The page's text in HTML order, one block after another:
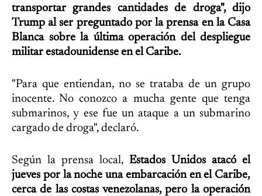
transportar grandes cantidades de droga", dijo
Trump al ser preguntado por la prensa en la Casa
Blanca sobre la última operación del despliegue
militar estadounidense en el Caribe.
"Para que entiendan, no se trataba de un grupo
inocente. No conozco a mucha gente que tenga
submarinos, y ese fue un ataque a un submarino
cargado de droga", declaró.
Según la prensa local, Estados Unidos atacó el
jueves por la noche una embarcación en el Caribe,
cerca de las costas venezolanas, pero la operación